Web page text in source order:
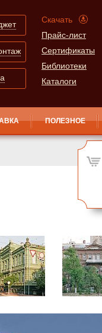
Скачать
Прайс-лист
Сертификаты
Библиотеки
Каталоги
ПОЛЕЗНОЕ